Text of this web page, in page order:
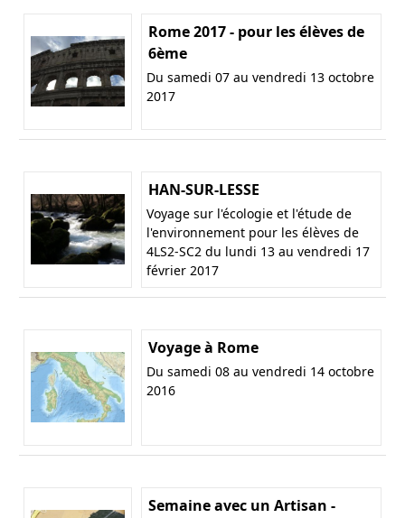
Rome 2017 - pour les élèves de
6ème
Du samedi 07 au vendredi 13 octobre
2017
HAN-SUR-LESSE
Voyage sur l'écologie et l'étude de
l'environnement pour les élèves de
4LS2-SC2 du lundi 13 au vendredi 17
février 2017
Voyage à Rome
Du samedi 08 au vendredi 14 octobre
2016
Semaine avec un Artisan -